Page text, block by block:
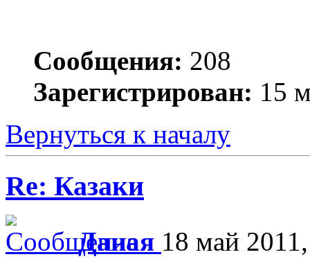
Сообщения: 208
Зарегистрирован: 15
Вернуться к началу
Re: Казаки
Даная 18 май